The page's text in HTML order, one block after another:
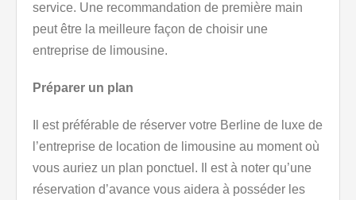
service. Une recommandation de première main
peut être la meilleure façon de choisir une
entreprise de limousine.
Préparer un plan
Il est préférable de réserver votre Berline de luxe de
l’entreprise de location de limousine au moment où
vous auriez un plan ponctuel. Il est à noter qu’une
réservation d’avance vous aidera à posséder les